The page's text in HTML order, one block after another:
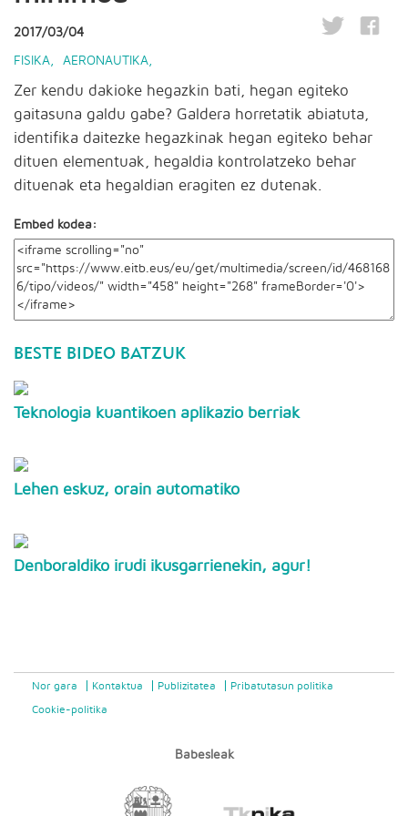
2017/03/04
FISIKA AERONAUTIKA
Zer kendu dakioke hegazkin bati, hegan egiteko
gaitasuna galdu gabe? Galdera horretatik abiatuta,
identifika daitezke hegazkinak hegan egiteko behar
dituen elementuak, hegaldia kontrolatzeko behar
dituenak eta hegaldian eragiten ez dutenak.
Embed kodea:
BESTE BIDEO BATZUK
Teknologia kuantikoen aplikazio berriak
Lehen eskuz, orain automatiko
Denboraldiko irudi ikusgarrienekin, agur!
Nor gara Kontaktua Publizitatea Pribatutasun politika
Cookie-politika
Babesleak